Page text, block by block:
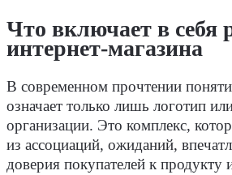
Что включает в себя
интернет-магазина
В современном прочтении
означает только лишь логотип
организации. Это комплекс,
из ассоциаций, ожиданий,
доверия покупателей к продукту